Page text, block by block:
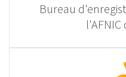
Bureau
l'AFNIC